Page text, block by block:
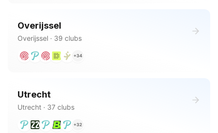
Overijssel
Overijssel · 39 clubs
+34
Utrecht
Utrecht · 37 clubs
+32